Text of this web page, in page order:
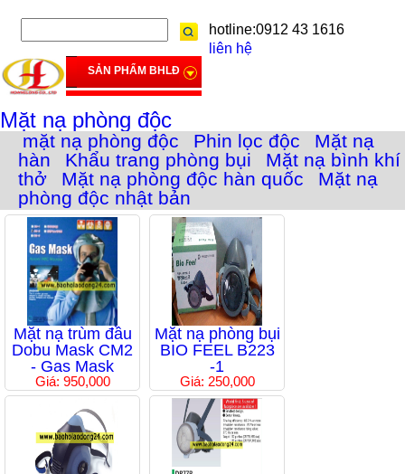
hotline:0912 43 1616
liên hệ
SẢN PHẨM BHLĐ
Mặt nạ phòng độc
mặt nạ phòng độc Phin lọc độc
Mặt nạ
hàn
Khẩu trang phòng bụi
Mặt nạ bình khí
thở
Mặt nạ phòng độc hàn quốc
Mặt nạ
phòng độc nhật bản
Mặt nạ trùm đầu
Dobu Mask CM2
- Gas Mask
Giá: 950,000
Mặt nạ phòng bụi
BIO FEEL B223
-1
Giá: 250,000